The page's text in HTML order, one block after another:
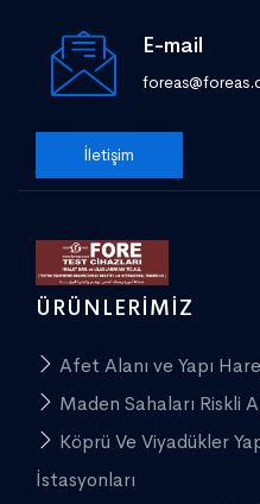
E-mail
İletişim
ÜRÜNLERIMIZ
Afet Alanı ve Yapı
Maden Sahaları Riskli
Köprü Ve Viyadükler
İstasyonları